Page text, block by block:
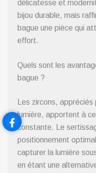
délicatesse et
bijou durable, mais
bague une pièce qui
effort.
Quels sont les
bague ?
Les zircons,
lumière, apportent à
constante. Le
positionnement
capturer la lumière
en étant une